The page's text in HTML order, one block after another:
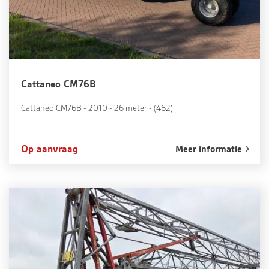
Cattaneo CM76B
Cattaneo CM76B - 2010 - 26 meter - (462)
Op aanvraag Meer informatie